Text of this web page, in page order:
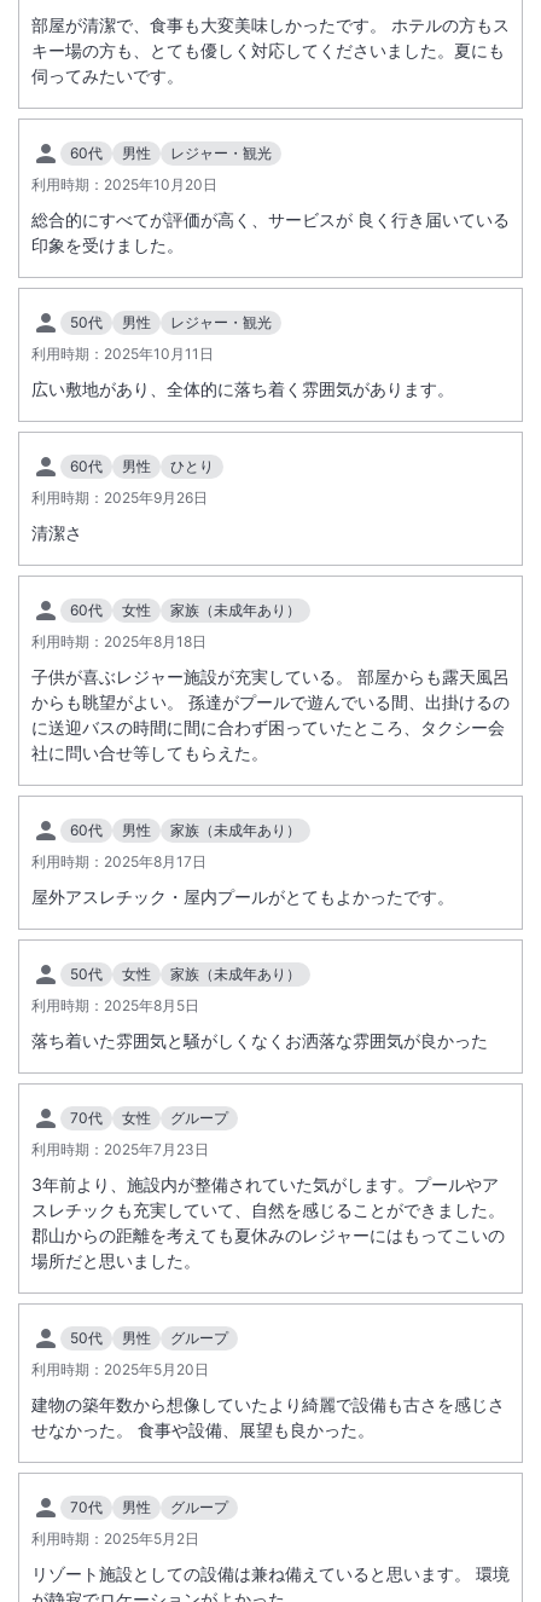
◇当ホテルはお子様の区分を下記の通り設定しております。
・こどもA：小学生 ・こどもB：3歳以上未就学児
・こどもC or D ※0～2歳 乳児(食事・布団なし)
場合がございます。
【対象期間】
6月、9月、1月、2月
※詳細につきましては直接宿泊施設へお問合せください。
・学校単位で大浴場を貸切り利用することはありません。
・チェックイン時に学生の大浴場利用時間（混雑時間）をお知らせいた
します。
※重要なお知らせです。必ず続きをご確認ください。
部屋が清潔で、食事も大変美味しかったです。 ホテルの方もス
キー場の方も、とても優しく対応してくださいました。夏にも
伺ってみたいです。
60代 男性
レジャー・観光
利用時期： 2025年10月20日
総合的にすべてが評価が高く、サービスが 良く行き届いている
印象を受けました。
50代 男性
レジャー・観光
利用時期： 2025年10月11日
広い敷地があり、全体的に落ち着く雰囲気があります。
60代 男性
ひとり
利用時期： 2025年9月26日
清潔さ
60代 女性
家族（未成年あり）
利用時期： 2025年8月18日
子供が喜ぶレジャー施設が充実している。 部屋からも露天風呂
からも眺望がよい。 孫達がプールで遊んでいる間、出掛けるの
に送迎バスの時間に間に合わず困っていたところ、タクシー会
社に問い合せ等してもらえた。
60代 男性
家族（未成年あり）
利用時期： 2025年8月17日
屋外アスレチック・屋内プールがとてもよかったです。
50代 女性
家族（未成年あり）
利用時期： 2025年8月5日
落ち着いた雰囲気と騒がしくなくお洒落な雰囲気が良かった
70代 女性
グループ
利用時期： 2025年7月23日
3年前より、施設内が整備されていた気がします。プールやア
スレチックも充実していて、自然を感じることができました。
郡山からの距離を考えても夏休みのレジャーにはもってこいの
場所だと思いました。
50代 男性
グループ
利用時期： 2025年5月20日
建物の築年数から想像していたより綺麗で設備も古さを感じさ
せなかった。 食事や設備、展望も良かった。
70代 男性
グループ
利用時期： 2025年5月2日
リゾート施設としての設備は兼ね備えていると思います。 環境